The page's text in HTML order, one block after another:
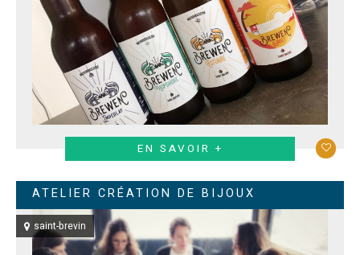
EN SAVOIR +
ATELIER CRÉATION DE BIJOUX
saint-brevin